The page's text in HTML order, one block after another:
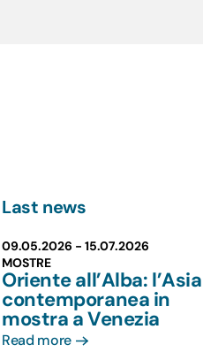
Last news
09.05.2026 - 15.07.2026
MOSTRE
Oriente all’Alba: l’Asia
contemporanea in
mostra a Venezia
Read more